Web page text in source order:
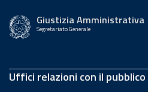
Giustizia Amministrativa
Segretariato Generale
Uffici relazioni con il pubblico